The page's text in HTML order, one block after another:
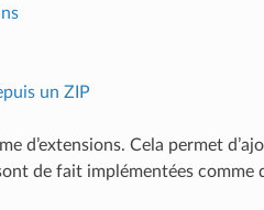
un ZIP
d’extensions. Cela permet
de fait implémentées comme